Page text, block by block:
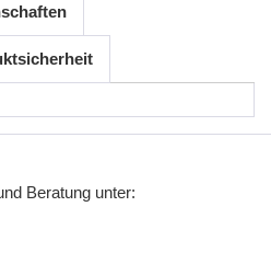
Beratung unter: